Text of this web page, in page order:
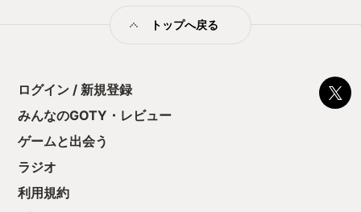
トがあります。イメージとしては、ルーンファクトリーが近い
ーリーはライトな感じで、恋愛や結婚に重きが置かれたゲーム
すから。 舞台は『シーズライト』という、不思議な力を使って
生活を営む世界。そのシーズライトの異常により、『死季』と
いう、農作物が枯れ、人は死に至る病気になるという異常事態
が発生しており、主人公はまずその問題を解決しようとしま
少女を中心にしたSFファンタジーに華麗にシフト。「人間とは
トップへ戻る
ログイン / 新規登録
みんなのGOTY・レビュー
ゲームと出会う
ラジオ
利用規約